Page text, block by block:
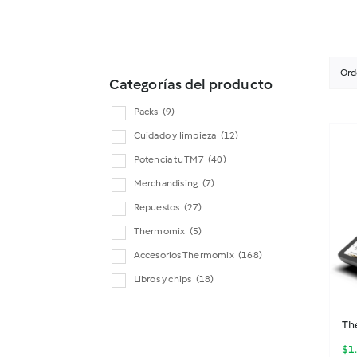
Categorías del producto
Packs (9)
Cuidado y limpieza (12)
Potencia tu TM7 (40)
Merchandising (7)
Repuestos (27)
Thermomix (5)
Accesorios Thermomix (168)
Libros y chips (18)
$